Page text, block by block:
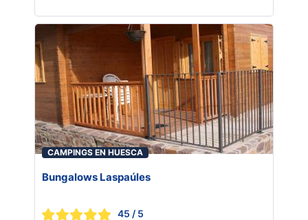
CAMPINGS EN HUESCA
Bungalows Laspaúles
45 / 5